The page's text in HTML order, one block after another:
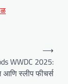
WWDC 2025:
आणि स्लीप फीचर्स
⟶